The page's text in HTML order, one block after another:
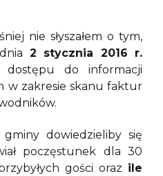
nie słyszałem o tym,
2 stycznia 2016 r.
dostępu do informacji
w zakresie skanu faktur
dowiedzieliby się
poczęstunek dla 30
gości oraz ile